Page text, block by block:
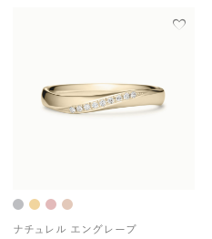
ナチュレル エングレーブ